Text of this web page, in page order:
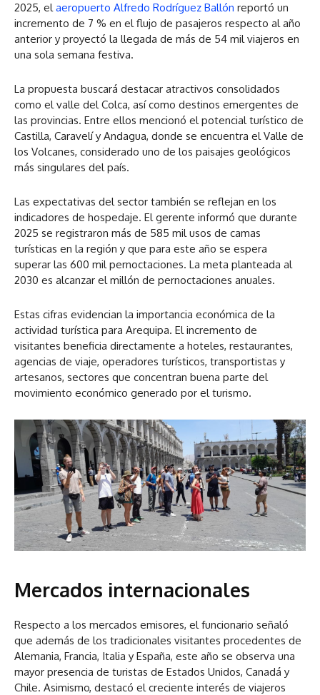
2025, elaeropuerto Alfredo Rodríguez Ballón reportó un
incremento de 7 % en el flujo de pasajeros respecto al año
anterior y proyectó la llegada de más de 54 mil viajeros en
una sola semana festiva.
La propuesta buscará destacar atractivos consolidados
como el valle del Colca, así como destinos emergentes de
las provincias. Entre ellos mencionó el potencial turístico de
Castilla, Caravelí y Andagua, donde se encuentra el Valle de
los Volcanes, considerado uno de los paisajes geológicos
más singulares del país.
Las expectativas del sector también se reflejan en los
indicadores de hospedaje. El gerente informó que durante
2025 se registraron más de 585 mil usos de camas
turísticas en la región y que para este año se espera
superar las 600 mil pernoctaciones. La meta planteada al
2030 es alcanzar el millón de pernoctaciones anuales.
Estas cifras evidencian la importancia económica de la
actividad turística para Arequipa. El incremento de
visitantes beneficia directamente a hoteles, restaurantes,
agencias de viaje, operadores turísticos, transportistas y
artesanos, sectores que concentran buena parte del
movimiento económico generado por el turismo.
Mercados internacionales
Respecto a los mercados emisores, el funcionario señaló
que además de los tradicionales visitantes procedentes de
Alemania, Francia, Italia y España, este año se observa una
mayor presencia de turistas de Estados Unidos, Canadá y
Chile. Asimismo, destacó el creciente interés de viajeros